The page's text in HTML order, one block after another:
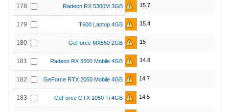
178 Radeon RX 5300M 3GB 15.7
179 T600 Laptop 4GB 15.4
180 GeForce MX550 2GB 15
181 Radeon RX 5500 Mobile 4GB 14.8
182 GeForce RTX 2050 Mobile 4GB 14.7
183 GeForce GTX 1050 Ti 4GB 14.5